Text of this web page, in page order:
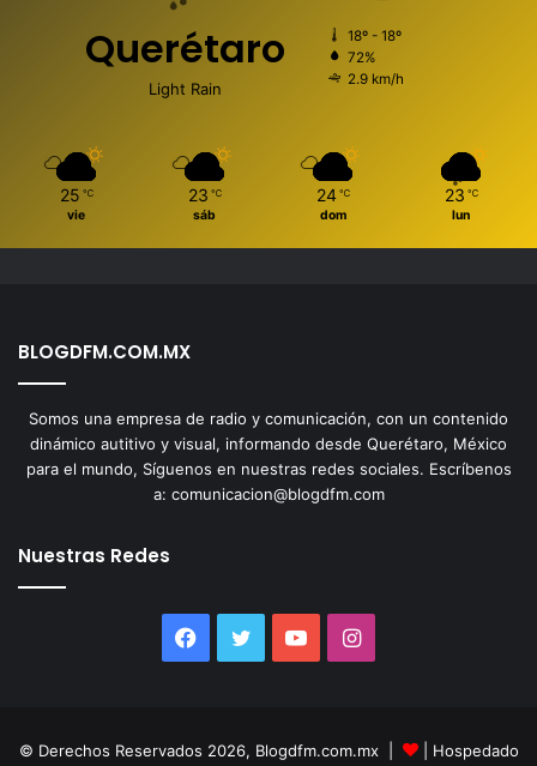
Querétaro
Light Rain
18º - 18º
72%
2.9 km/h
25 ℃
vie
23 ℃
sáb
24 ℃
dom
23 ℃
lun
BLOGDFM.COM.MX
Somos una empresa de radio y comunicación, con un contenido
dinámico autitivo y visual, informando desde Querétaro, México
para el mundo, Síguenos en nuestras redes sociales. Escríbenos
a: comunicacion@blogdfm.com
Nuestras Redes
Facebook
TwitterYouTubeInstagram
© Derechos Reservados 2026, Blogdfm.com.mx | | Hospedado